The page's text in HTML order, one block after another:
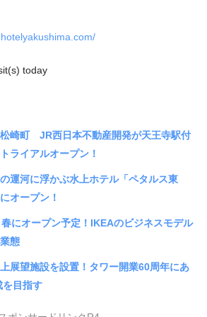
today
崎町 JR西日本不動産開発が天王寺駅付
ライアルオープン！
運河に浮かぶ水上ホテル「ペタルス東
オープン！
春にオープン予定！IKEAのビジネスモデル
態
展望施設を設置！タワー開業60周年にあ
を目指す